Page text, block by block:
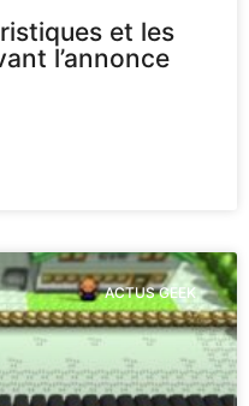
et les
l’annonce
ACTUS GEEK